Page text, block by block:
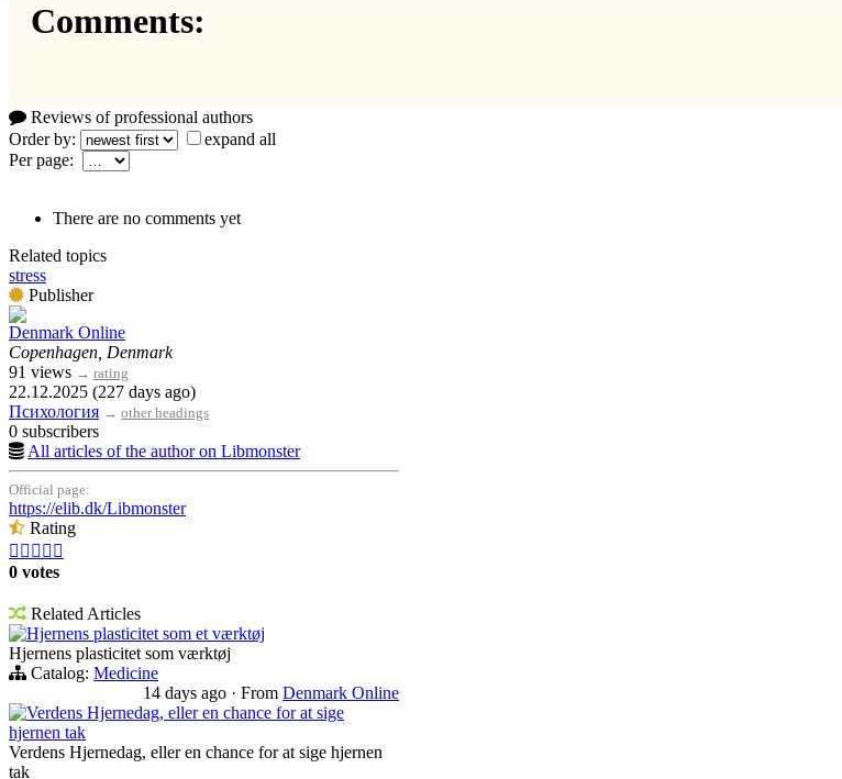
Comments:
Reviews of professional authors
Order by:
expand all
Per page:
There are no comments yet
Related topics
stress
Publisher
Denmark Online
Copenhagen, Denmark
91 views → rating
22.12.2025 (227 days ago)
Психология → other headings
0 subscribers
All articles of the author on Libmonster
Official page:
https://elib.dk/Libmonster
Rating
    
0 votes
Related Articles
Hjernens plasticitet som et værktøj
Hjernens plasticitet som værktøj
Catalog: Medicine
14 days ago · From Denmark Online
Verdens Hjernedag, eller en chance for at sige
hjernen tak
Verdens Hjernedag, eller en chance for at sige hjernen
tak